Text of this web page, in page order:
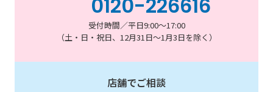
0120-226616
受付時間／平日9:00～17:00
（土・日・祝日、12月31日～1月3日を除く）
店舗でご相談